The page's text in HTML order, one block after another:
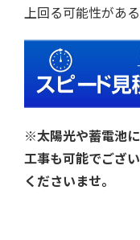
上回る可能性がある
※太陽光や蓄電池
工事も可能でござ
くださいませ。